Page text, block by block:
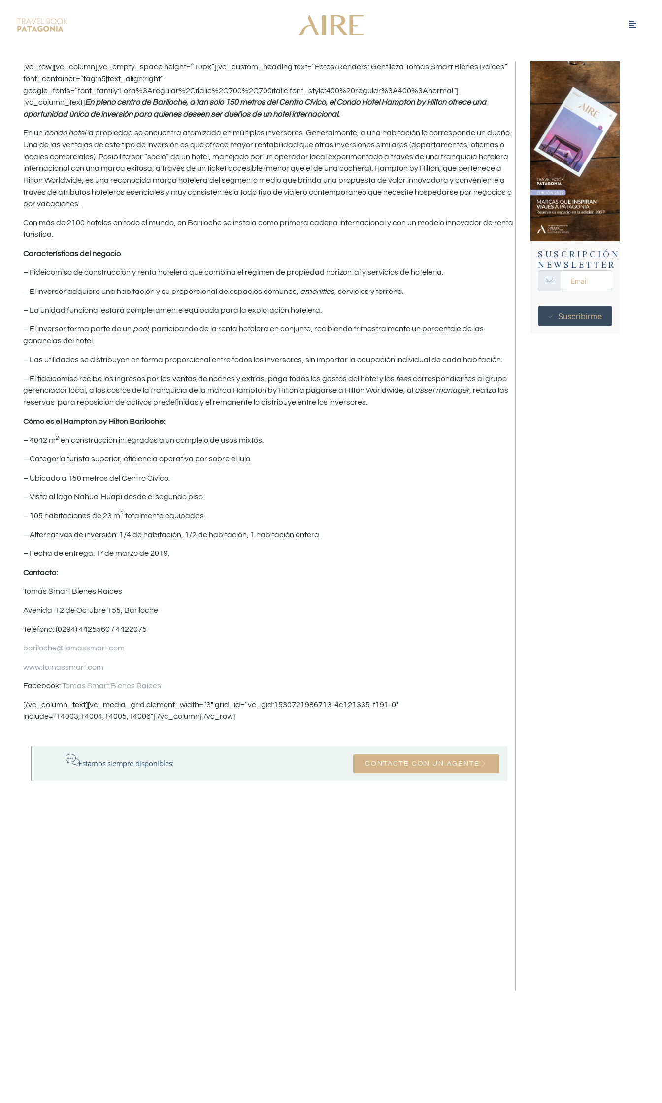
[vc_row][vc_column][vc_empty_space height=”10px”][vc_custom_heading text=”Fotos/Renders: Gentileza Tomás Smart Bienes Raíces”
font_container=”tag:h5|text_align:right”
google_fonts=”font_family:Lora%3Aregular%2Citalic%2C700%2C700italic|font_style:400%20regular%3A400%3Anormal”]
[vc_column_text]En pleno centro de Bariloche, a tan solo 150 metros del Centro Cívico, el Condo Hotel Hampton by Hilton ofrece una
oportunidad única de inversión para quienes deseen ser dueños de un hotel internacional.
En un condo hotella propiedad se encuentra atomizada en múltiples inversores. Generalmente, a una habitación le corresponde un dueño.
Una de las ventajas de este tipo de inversión es que ofrece mayor rentabilidad que otras inversiones similares (departamentos, oficinas o
locales comerciales). Posibilita ser “socio” de un hotel, manejado por un operador local experimentado a través de una franquicia hotelera
internacional con una marca exitosa, a través de un ticket accesible (menor que el de una cochera). Hampton by Hilton, que pertenece a
Hilton Worldwide, es una reconocida marca hotelera del segmento medio que brinda una propuesta de valor innovadora y conveniente a
través de atributos hoteleros esenciales y muy consistentes a todo tipo de viajero contemporáneo que necesite hospedarse por negocios o
por vacaciones.
Con más de 2100 hoteles en todo el mundo, en Bariloche se instala como primera cadena internacional y con un modelo innovador de renta
turística.
Características del negocio
– Fideicomiso de construcción y renta hotelera que combina el régimen de propiedad horizontal y servicios de hotelería.
– El inversor adquiere una habitación y su proporcional de espacios comunes, amenities, servicios y terreno.
– La unidad funcional estará completamente equipada para la explotación hotelera.
– El inversor forma parte de un pool, participando de la renta hotelera en conjunto, recibiendo trimestralmente un porcentaje de las
ganancias del hotel.
– Las utilidades se distribuyen en forma proporcional entre todos los inversores, sin importar la ocupación individual de cada habitación.
– El fideicomiso recibe los ingresos por las ventas de noches y extras, paga todos los gastos del hotel y los feescorrespondientes al grupo
gerenciador local, a los costos de la franquicia de la marca Hampton by Hilton a pagarse a Hilton Worldwide, al asset manager, realiza las
reservas para reposición de activos predefinidas y el remanente lo distribuye entre los inversores.
Cómo es el Hampton by Hilton Bariloche:
–4042 m2 en construcción integrados a un complejo de usos mixtos.
– Categoría turista superior, eficiencia operativa por sobre el lujo.
– Ubicado a 150 metros del Centro Cívico.
– Vista al lago Nahuel Huapi desde el segundo piso.
– 105 habitaciones de 23 m2 totalmente equipadas.
– Alternativas de inversión: 1/4 de habitación, 1/2 de habitación, 1 habitación entera.
– Fecha de entrega: 1° de marzo de 2019.
Contacto:
Tomás Smart Bienes Raíces
Avenida 12 de Octubre 155, Bariloche
Teléfono: (0294) 4425560 / 4422075
bariloche@tomassmart.com
www.tomassmart.com
Facebook:Tomas Smart Bienes Raíces
[/vc_column_text][vc_media_grid element_width=”3″ grid_id=”vc_gid:1530721986713-4c121335-f191-0″
include=”14003,14004,14005,14006″][/vc_column][/vc_row]
Estamos siempre disponibles: CONTACTE CON UN AGENTE
SUSCRIPCIÓN
NEWSLETTER
Suscribirme